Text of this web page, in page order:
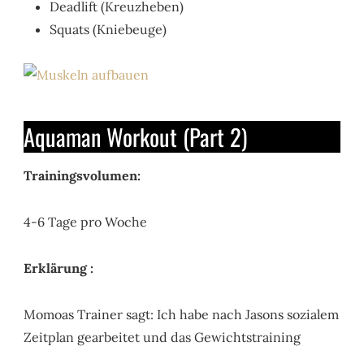
Deadlift (Kreuzheben)
Squats (Kniebeuge)
Aquaman Workout (Part 2)
Trainingsvolumen:
4-6 Tage pro Woche
Erklärung :
Momoas Trainer sagt: Ich habe nach Jasons sozialem
Zeitplan gearbeitet und das Gewichtstraining